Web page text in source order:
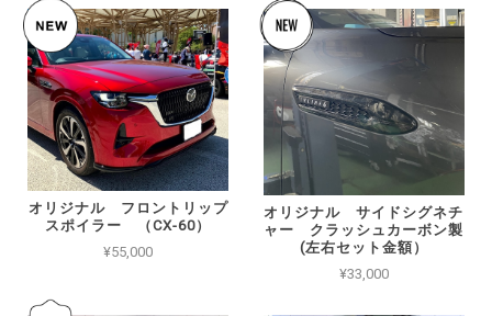
オリジナル フロントリップ
スポイラー （CX-60）
¥55,000
オリジナル サイドシグネチ
ャー クラッシュカーボン製
(左右セット金額）
¥33,000